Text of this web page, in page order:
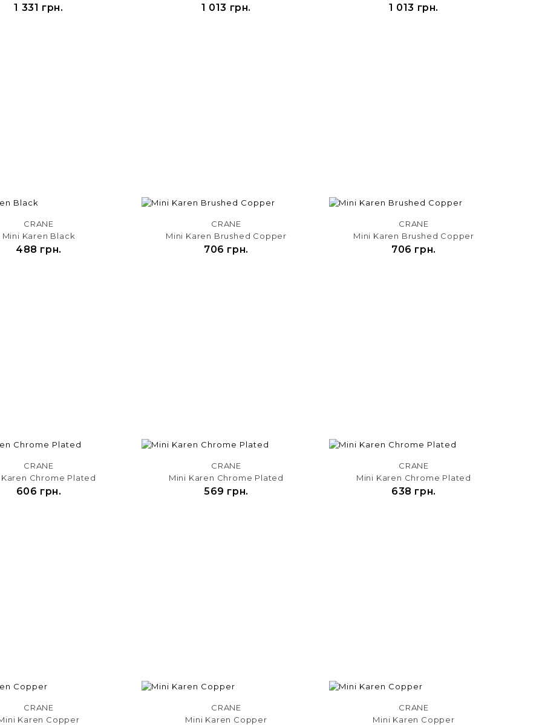
1 331 грн. 1 013 грн. 1 013 грн.
CRANE
Mini Karen Black
488 грн.
CRANE
Mini Karen Brushed Copper
706 грн.
CRANE
Mini Karen Brushed Copper
706 грн.
CRANE
Chrome Plated
606 грн.
CRANE
Mini Karen Chrome Plated
569 грн.
CRANE
Mini Karen Chrome Plated
638 грн.
CRANE
Karen Copper
CRANE
Mini Karen Copper
CRANE
Mini Karen Copper